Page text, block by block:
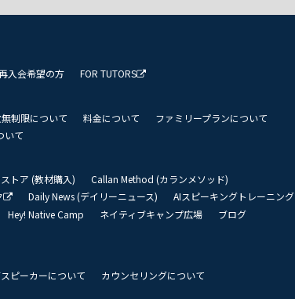
入会希望の方 FOR TUTORS
制限について 料金について
ファミリープランについて
いて
トア (教材購入)
Callan Method (カランメソッド)
Daily News (デイリーニュース)
AIスピーキングトレーニング
Hey! Native Camp ネイティブキャンプ広場
ブログ
ピーカーについて
カウンセリングについて